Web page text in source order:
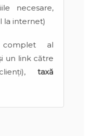
necesare,
la internet)
al
un link către
taxă